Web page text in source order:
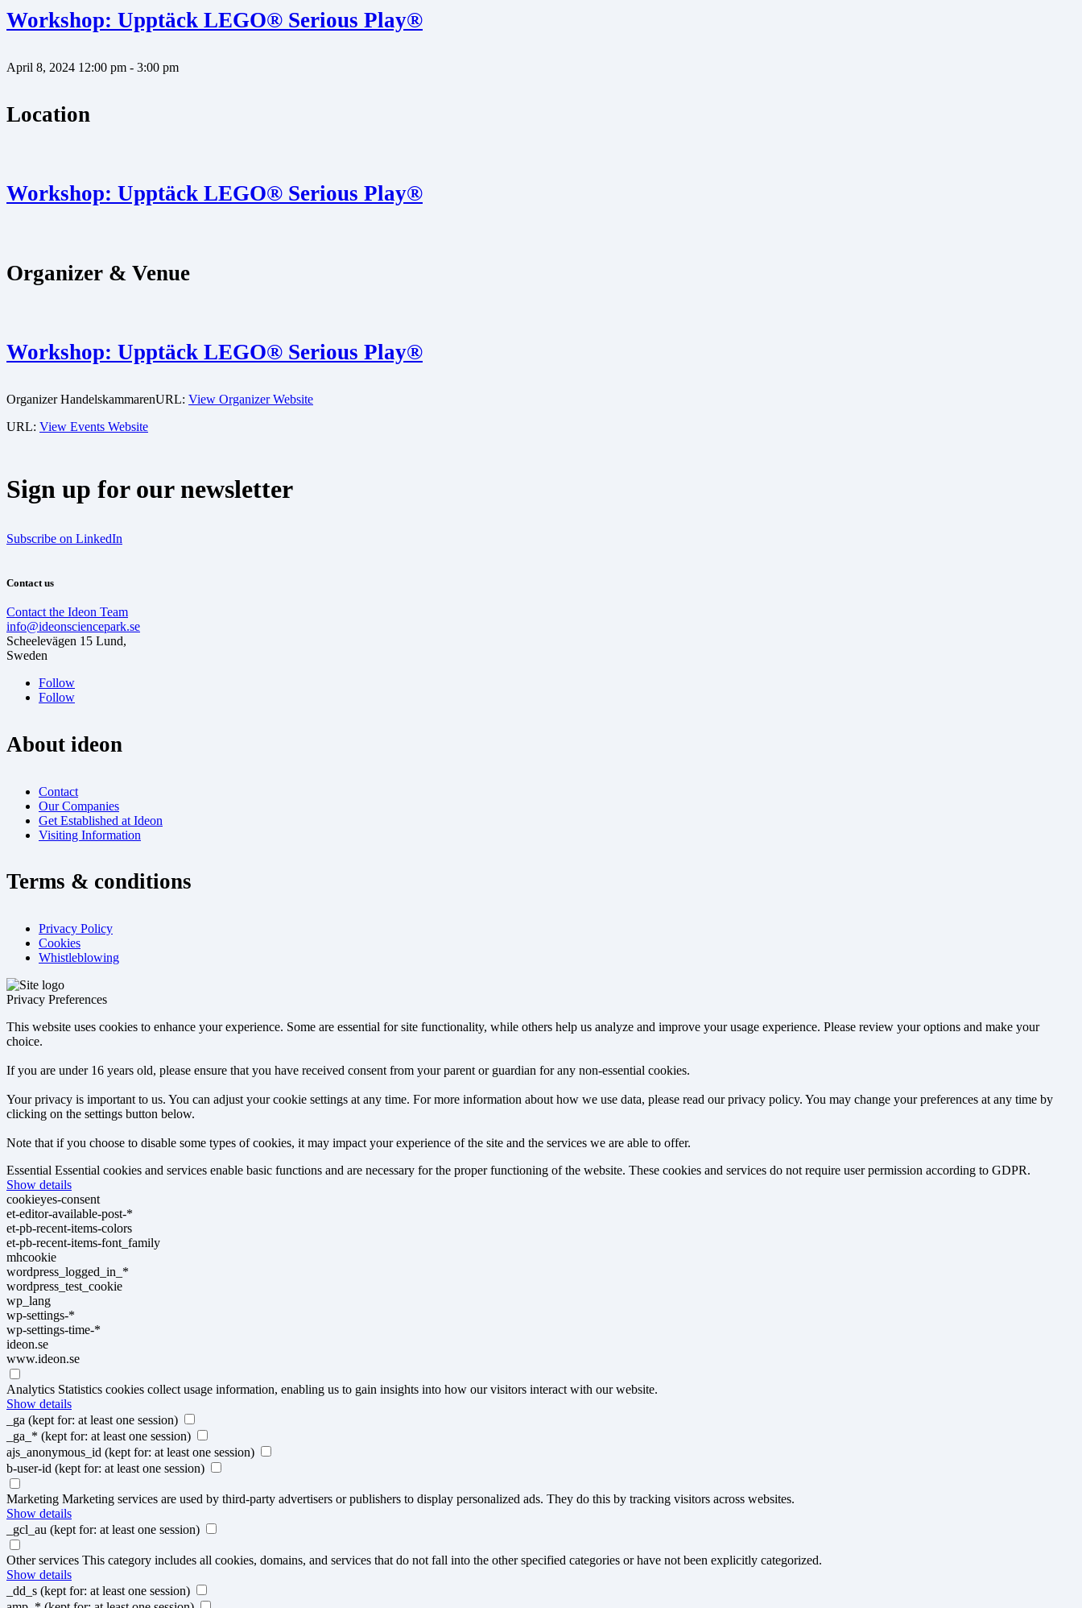
Workshop: Upptäck LEGO® Serious Play®
April 8, 2024 12:00 pm - 3:00 pm
Location
Workshop: Upptäck LEGO® Serious Play®
Organizer & Venue
Workshop: Upptäck LEGO® Serious Play®
OrganizerHandelskammarenURL: View Organizer Website
URL: View Events Website
Sign up for our newsletter
Subscribe on LinkedIn
Contact us
Contact the Ideon Team
info@ideonsciencepark.se
Scheelevägen 15 Lund,
Sweden
Follow
Follow
About ideon
Contact
Our Companies
Get Established at Ideon
Visiting Information
Terms & conditions
Privacy Policy
Cookies
Whistleblowing
Privacy Preferences
This website uses cookies to enhance your experience. Some are essential for site functionality, while others help us analyze and improve your usage experience. Please review your options and make your
choice.
If you are under 16 years old, please ensure that you have received consent from your parent or guardian for any non-essential cookies.
Your privacy is important to us. You can adjust your cookie settings at any time. For more information about how we use data, please read our privacy policy. You may change your preferences at any time by
clicking on the settings button below.
Note that if you choose to disable some types of cookies, it may impact your experience of the site and the services we are able to offer.
Essential Essential cookies and services enable basic functions and are necessary for the proper functioning of the website. These cookies and services do not require user permission according to GDPR.
Show details
cookieyes-consent
et-editor-available-post-*
et-pb-recent-items-colors
et-pb-recent-items-font_family
mhcookie
wordpress_logged_in_*
wordpress_test_cookie
wp_lang
wp-settings-*
wp-settings-time-*
ideon.se
www.ideon.se
Analytics Statistics cookies collect usage information, enabling us to gain insights into how our visitors interact with our website.
Show details
_ga (kept for: at least one session)
_ga_* (kept for: at least one session)
ajs_anonymous_id (kept for: at least one session)
b-user-id (kept for: at least one session)
Marketing Marketing services are used by third-party advertisers or publishers to display personalized ads. They do this by tracking visitors across websites.
Show details
_gcl_au (kept for: at least one session)
Other services This category includes all cookies, domains, and services that do not fall into the other specified categories or have not been explicitly categorized.
Show details
_dd_s (kept for: at least one session)